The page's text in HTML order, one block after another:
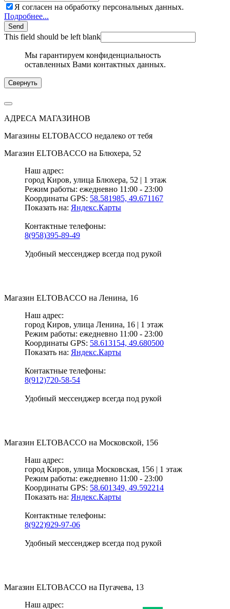
Я согласен на обработку персональных данных.
Подробнее...
Send
This field should be left blank
Мы гарантируем конфиденциальность
оставленных Вами контактных данных.
Свернуть
АДРЕСА МАГАЗИНОВ
Магазины ELTOBACCO недалеко от тебя
Магазин ELTOBACCO на Блюхера, 52
Наш адрес:
город Киров, улица Блюхера, 52 | 1 этаж
Режим работы: ежедневно 11:00 - 23:00
Координаты GPS: 58.581985, 49.671167
Показать на: Яндекс.Карты
Контактные телефоны:
8(958)395-89-49
Удобный мессенджер всегда под рукой
Магазин ELTOBACCO на Ленина, 16
Наш адрес:
город Киров, улица Ленина, 16 | 1 этаж
Режим работы: ежедневно 11:00 - 23:00
Координаты GPS: 58.613154, 49.680500
Показать на: Яндекс.Карты
Контактные телефоны:
8(912)720-58-54
Удобный мессенджер всегда под рукой
Магазин ELTOBACCO на Московской, 156
Наш адрес:
город Киров, улица Московская, 156 | 1 этаж
Режим работы: ежедневно 11:00 - 23:00
Координаты GPS: 58.601349, 49.592214
Показать на: Яндекс.Карты
Контактные телефоны:
8(922)929-97-06
Удобный мессенджер всегда под рукой
Магазин ELTOBACCO на Пугачева, 13
Наш адрес: